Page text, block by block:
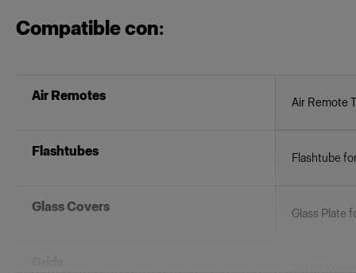
Compatible con:
Air Remotes Air Remote
Flashtubes Flashtube
Glass Covers Glass Plate